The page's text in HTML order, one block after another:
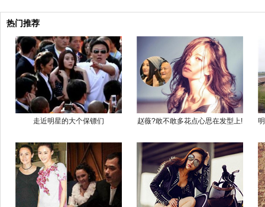
热门推荐
走近明星的大个保镖们 赵薇?敢不敢多花点心思在发型上!